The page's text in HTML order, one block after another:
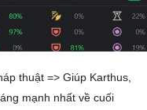
thuật => Giúp Karthus,
mạnh nhất về cuối